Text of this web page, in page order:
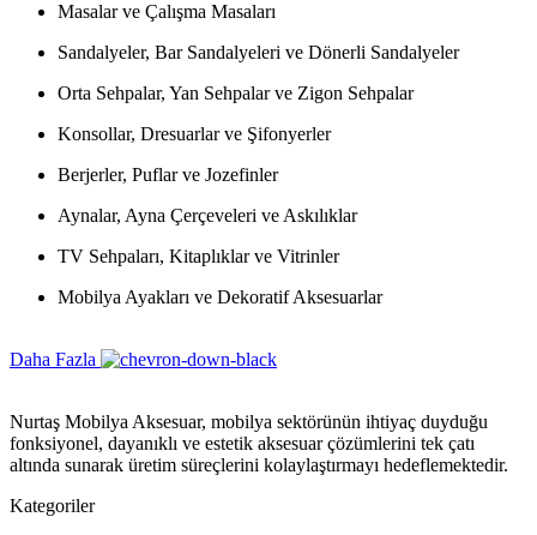
Masalar ve Çalışma Masaları
Sandalyeler, Bar Sandalyeleri ve Dönerli Sandalyeler
Orta Sehpalar, Yan Sehpalar ve Zigon Sehpalar
Konsollar, Dresuarlar ve Şifonyerler
Berjerler, Puflar ve Jozefinler
Aynalar, Ayna Çerçeveleri ve Askılıklar
TV Sehpaları, Kitaplıklar ve Vitrinler
Mobilya Ayakları ve Dekoratif Aksesuarlar
Daha Fazla
Nurtaş Mobilya Aksesuar, mobilya sektörünün ihtiyaç duyduğu
fonksiyonel, dayanıklı ve estetik aksesuar çözümlerini tek çatı
altında sunarak üretim süreçlerini kolaylaştırmayı hedeflemektedir.
Kategoriler